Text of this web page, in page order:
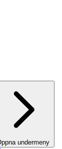
undermeny